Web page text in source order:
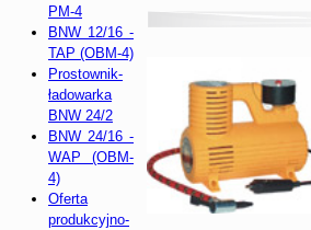
PM-4
BNW 12/16 -
TAP (OBM-4)
Prostownik-
ładowarka
BNW 24/2
BNW 24/16 -
WAP (OBM-
4)
Oferta
produkcyjno-